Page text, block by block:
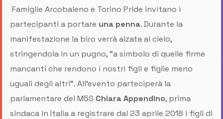
Famiglie Arcobaleno e Torino Pride invitano i
partecipanti a portare una penna. Durante la
manifestazione la biro verrà alzata al cielo,
stringendola in un pugno, "a simbolo di quelle firme
mancanti che rendono i nostri figli e figlie meno
uguali degli altri". All'evento parteciperà la
parlamentare del M5S Chiara Appendino, prima
sindaca in Italia a registrare dal 23 aprile 2018 i figli di